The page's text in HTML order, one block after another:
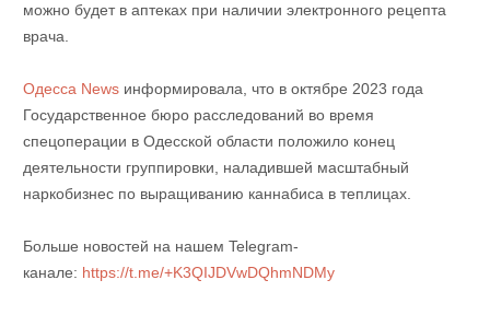
можно будет в аптеках при наличии электронного рецепта
врача.
Одесса Newsинформировала, что в октябре 2023 года
Государственное бюро расследований во время
спецоперации в Одесской области положило конец
деятельности группировки, наладившей масштабный
наркобизнес по выращиванию каннабиса в теплицах.
Больше новостей на нашем Telegram-
канале: https://t.me/+K3QIJDVwDQhmNDMy